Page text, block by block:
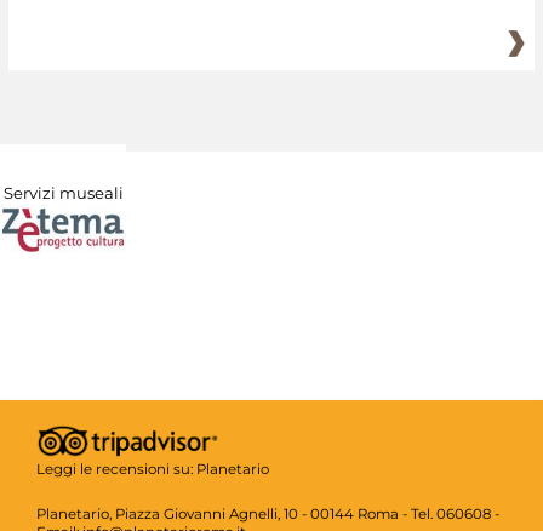
Servizi museali
Leggi le recensioni su: Planetario
Planetario, Piazza Giovanni Agnelli, 10 - 00144 Roma - Tel. 060608 -